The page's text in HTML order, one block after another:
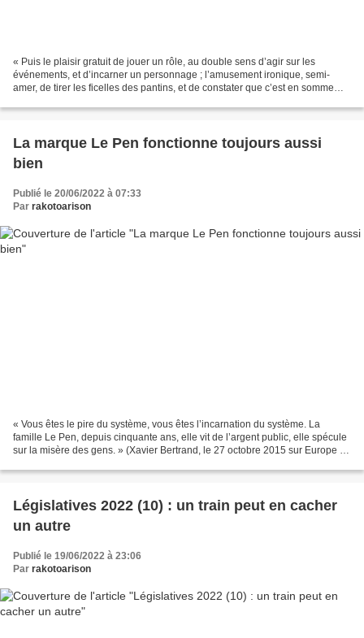
« Puis le plaisir gratuit de jouer un rôle, au double sens d’agir sur les
événements, et d’incarner un personnage ; l’amusement ironique, semi-
amer, de tirer les ficelles des pantins, et de constater que c’est en somme
La marque Le Pen fonctionne toujours aussi
bien
Publié le 20/06/2022 à 07:33
Par rakotoarison
« Vous êtes le pire du système, vous êtes l’incarnation du système. La
famille Le Pen, depuis cinquante ans, elle vit de l’argent public, elle spécule
sur la misère des gens. » (Xavier Bertrand, le 27 octobre 2015 sur Europe 1).
Législatives 2022 (10) : un train peut en cacher
un autre
Publié le 19/06/2022 à 23:06
Par rakotoarison